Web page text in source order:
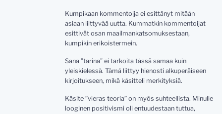
Kumpikaan kommentoija ei esittänyt mitään
asiaan liittyvää uutta. Kummatkin kommentoijat
esittivät osan maailmankatsomuksestaan,
kumpikin erikoistermein.
Sana ”tarina” ei tarkoita tässä samaa kuin
yleiskielessä. Tämä liittyy hienosti alkuperäiseen
kirjoitukseen, mikä käsitteli merkityksiä.
Käsite ”vieras teoria” on myös suhteellista. Minulle
looginen positivismi oli entuudestaan tuttua,